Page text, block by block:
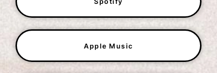
Apple Music